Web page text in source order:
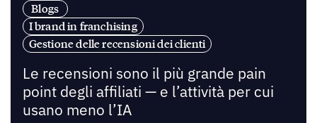
Blogs
I brand in franchising
Gestione delle recensioni dei clienti
Le recensioni sono il più grande pain
point degli affiliati — e l’attività per cui
usano meno l’IA